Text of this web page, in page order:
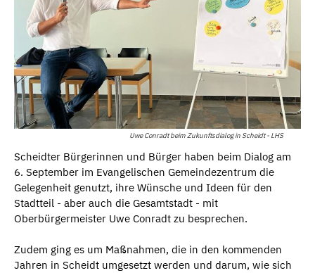
Uwe Conradt beim Zukunftsdialog in Scheidt - LHS
Scheidter Bürgerinnen und Bürger haben beim Dialog am
6. September im Evangelischen Gemeindezentrum die
Gelegenheit genutzt, ihre Wünsche und Ideen für den
Stadtteil - aber auch die Gesamtstadt - mit
Oberbürgermeister Uwe Conradt zu besprechen.
Zudem ging es um Maßnahmen, die in den kommenden
Jahren in Scheidt umgesetzt werden und darum, wie sich